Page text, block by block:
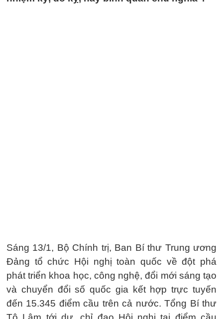
Sáng 13/1, Bộ Chính trị, Ban Bí thư Trung ương
Đảng tổ chức Hội nghị toàn quốc về đột phá
phát triển khoa học, công nghệ, đổi mới sáng tạo
và chuyển đổi số quốc gia kết hợp trực tuyến
đến 15.345 điểm cầu trên cả nước. Tổng Bí thư